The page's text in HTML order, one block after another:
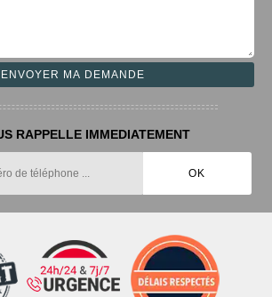
RAPPELLE IMMEDIATEMENT